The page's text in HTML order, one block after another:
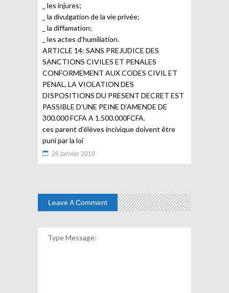
_ les injures;
_ la divulgation de la vie privée;
_ la diffamation;
_ les actes d’humiliation.
ARTICLE 14: SANS PREJUDICE DES
SANCTIONS CIVILES ET PENALES
CONFORMEMENT AUX CODES CIVIL ET
PENAL, LA VIOLATION DES
DISPOSITIONS DU PRESENT DECRET EST
PASSIBLE D’UNE PEINE D’AMENDE DE
300.000 FCFA A 1.500.000FCFA.
ces parent d’élèves incivique doivent être
puni par la loi
26 janvier 2019
Leave A Comment